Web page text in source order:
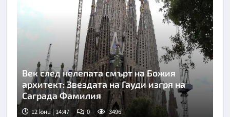
Век след нелепата смърт на Божия
архитект: Звездата на Гауди изгря на
Саграда Фамилия
12 юни | 14:47 0 3496